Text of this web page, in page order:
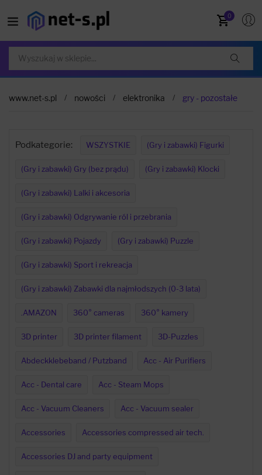
0
www.net-s.pl nowości elektronika gry - pozostałe
Podkategorie: WSZYSTKIE (Gry i zabawki) Figurki
(Gry i zabawki) Gry (bez prądu) (Gry i zabawki) Klocki
(Gry i zabawki) Lalki i akcesoria
(Gry i zabawki) Odgrywanie ról i przebrania
(Gry i zabawki) Pojazdy (Gry i zabawki) Puzzle
(Gry i zabawki) Sport i rekreacja
(Gry i zabawki) Zabawki dla najmłodszych (0-3 lata)
.AMAZON 360° cameras 360° kamery
3D printer 3D printer filament 3D-Puzzles
Abdeckklebeband / Putzband Acc - Air Purifiers
Acc - Dental care Acc - Steam Mops
Acc - Vacuum Cleaners Acc - Vacuum sealer
Accessories Accessories compressed air tech.
Accessories DJ and party equipment